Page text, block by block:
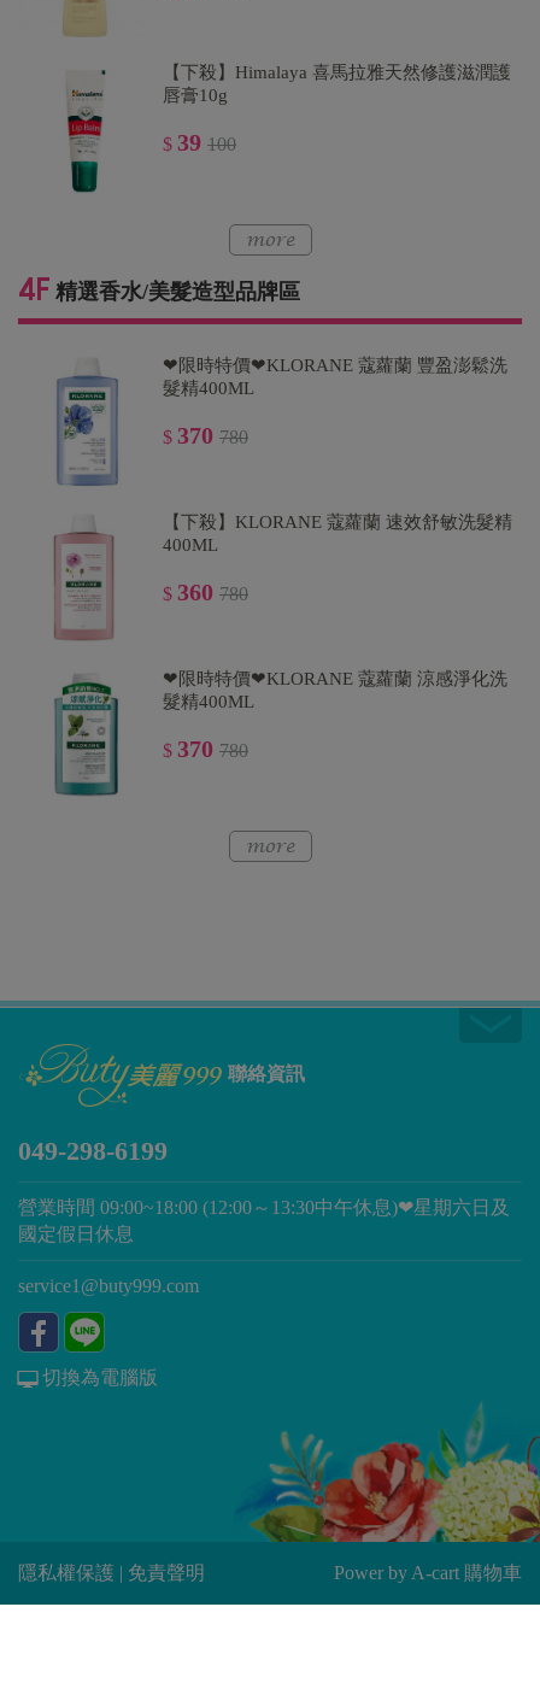
【下殺】Himalaya 喜馬拉雅天然修護滋潤護
唇膏10g
$ 39 100
精選香水/美髮造型品牌區
❤限時特價❤KLORANE 蔻蘿蘭 豐盈澎鬆洗
髮精400ML
$ 370 780
【下殺】KLORANE 蔻蘿蘭 速效舒敏洗髮精
400ML
$ 360 780
❤限時特價❤KLORANE 蔻蘿蘭 涼感淨化洗
髮精400ML
$ 370 780
聯絡資訊
049-298-6199
營業時間 09:00~18:00 (12:00～13:30中午休息)❤星期六日及
國定假日休息
service1@buty999.com
切換為電腦版
隱私權保護 | 免責聲明 Power by A-cart 購物車